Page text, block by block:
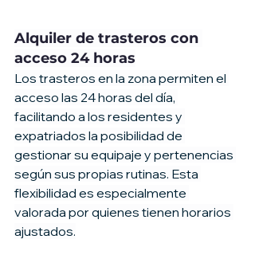
Alquiler de trasteros con
acceso 24 horas
Los trasteros en la zona permiten el
acceso las 24 horas del día,
facilitando a los residentes y
expatriados la posibilidad de
gestionar su equipaje y pertenencias
según sus propias rutinas. Esta
flexibilidad es especialmente
valorada por quienes tienen horarios
ajustados.